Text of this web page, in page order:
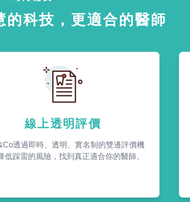
的科技，更適合的醫師
線上透明評價
透過即時、透明、實名制的雙邊評價機
低踩雷的風險，找到真正適合你的醫師。